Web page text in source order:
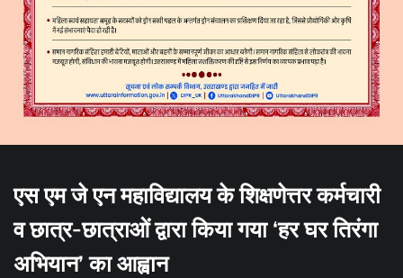
एस एम जे एन महाविद्यालय के शिक्षणेत्तर कर्मचारी
व छात्र-छात्राओं द्वारा किया गया ‘हर घर तिरंगा
अभियान’ का आह्वान